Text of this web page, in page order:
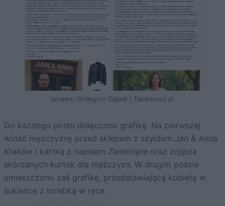
screen: Grzegorz Dąbek | Tabletowo.pl
Do każdego postu dołączono grafikę. Na pierwszej
widać mężczyznę przed sklepem z szyldem Jan & Anna
Kraków i kartką z napisem Zamknięte oraz zdjęcia
skórzanych kurtek dla mężczyzn. W drugim poście
umieszczono zaś grafikę, przedstawiającą kobietę w
sukience z torebką w ręce.